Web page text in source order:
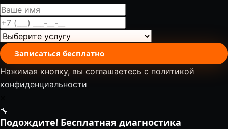
Записаться бесплатно
Нажимая кнопку, вы соглашаетесь с политикой
конфиденциальности
🔧
Подождите! Бесплатная диагностика